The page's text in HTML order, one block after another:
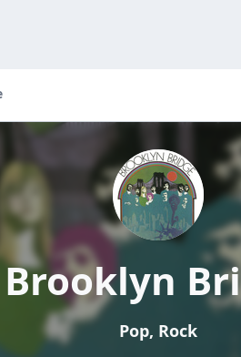
Brooklyn
Pop, Rock